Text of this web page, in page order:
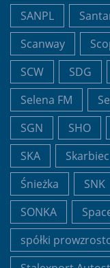
SANPL
Scanway
SCW
SDG
Selena FM
SGN
SHO
SKA
Skarbiec
Śnieżka
SNK
SONKA
spółki